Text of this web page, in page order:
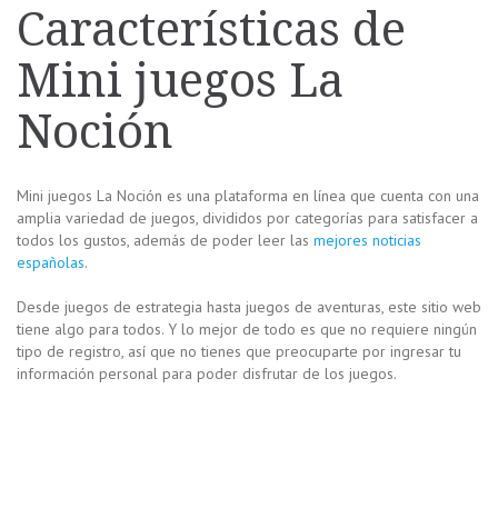
Características de
Mini juegos La
Noción
Mini juegos La Noción es una plataforma en línea que cuenta con una
amplia variedad de juegos, divididos por categorías para satisfacer a
todos los gustos, además de poder leer las mejores noticias
españolas.
Desde juegos de estrategia hasta juegos de aventuras, este sitio web
tiene algo para todos. Y lo mejor de todo es que no requiere ningún
tipo de registro, así que no tienes que preocuparte por ingresar tu
información personal para poder disfrutar de los juegos.